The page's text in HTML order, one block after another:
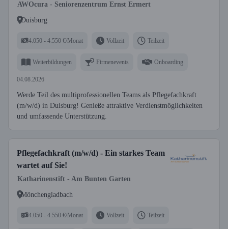
AWOcura - Seniorenzentrum Ernst Ermert
Duisburg
4.050 - 4.550 €/Monat Vollzeit Teilzeit
Weiterbildungen Firmenevents Onboarding
04.08.2026
Werde Teil des multiprofessionellen Teams als Pflegefachkraft
(m/w/d) in Duisburg! Genieße attraktive Verdienstmöglichkeiten
und umfassende Unterstützung.
Pflegefachkraft (m/w/d) - Ein starkes Team
wartet auf Sie!
Katharinenstift - Am Bunten Garten
Mönchengladbach
4.050 - 4.550 €/Monat Vollzeit Teilzeit